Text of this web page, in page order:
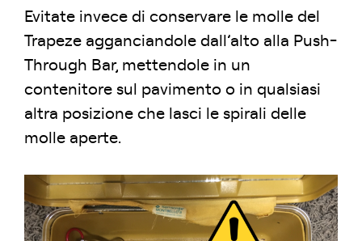
Evitate invece di conservare le molle del
Trapeze agganciandole dall’alto alla Push-
Through Bar, mettendole in un
contenitore sul pavimento o in qualsiasi
altra posizione che lasci le spirali delle
molle aperte.